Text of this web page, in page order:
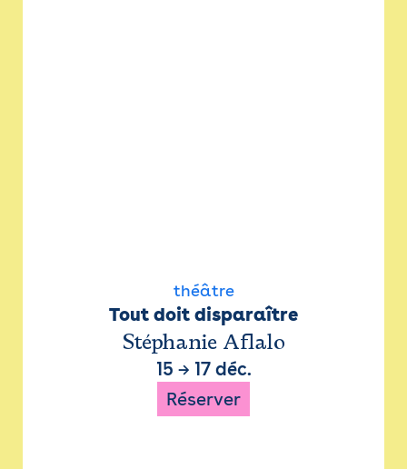
théâtre
Tout doit disparaître
Stéphanie Aflalo
15 → 17 déc.
Réserver